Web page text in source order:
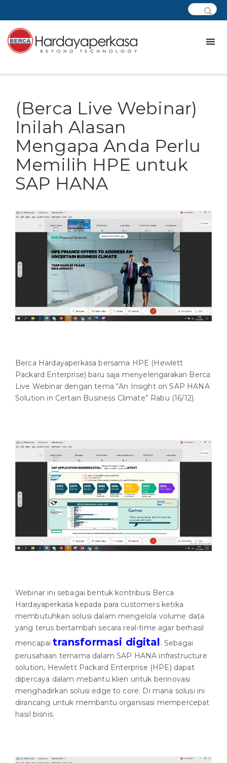
(Berca Live Webinar)
Inilah Alasan
Mengapa Anda Perlu
Memilih HPE untuk
SAP HANA
Berca Hardayaperkasa bersama HPE (Hewlett
Packard Enterprise) baru saja menyelengarakan Berca
Live Webinar dengan tema “An Insight on SAP HANA
Solution in Certain Business Climate” Rabu (16/12).
Webinar ini sebagai bentuk kontribusi Berca
Hardayaperkasa kepada para customers ketika
membutuhkan solusi dalam mengelola volume data
yang terus bertambah secara real-time agar berhasil
mencapaitransformasi digital. Sebagai
perusahaan ternama dalam SAP HANA infrastructure
solution, Hewlett Packard Enterprise (HPE) dapat
dipercaya dalam mebantu klien untuk berinovasi
menghadirkan solusi edge to core. Di mana solusi ini
dirancang untuk membantu organisasi mempercepat
hasil bisnis.